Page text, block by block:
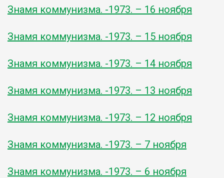
Знамя коммунизма. -1973. – 16 ноября
Знамя коммунизма. -1973. – 15 ноября
Знамя коммунизма. -1973. – 14 ноября
Знамя коммунизма. -1973. – 13 ноября
Знамя коммунизма. -1973. – 12 ноября
Знамя коммунизма. -1973. – 7 ноября
Знамя коммунизма. -1973. – 6 ноября